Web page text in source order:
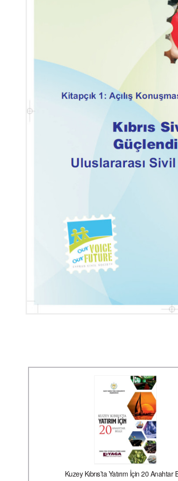
Kuzey Kıbrıs’ta Yatırım İçin 20 Anahtar